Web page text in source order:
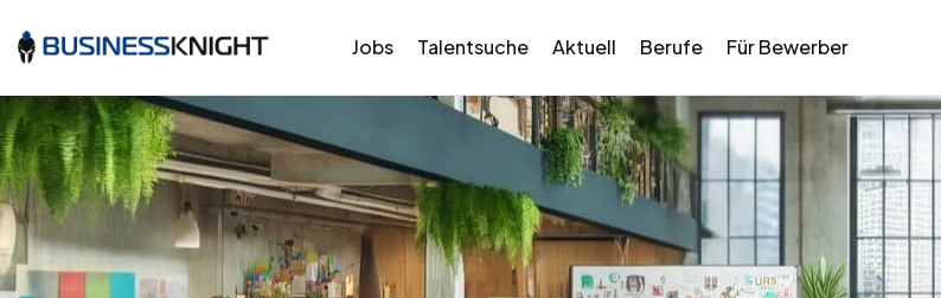
Jobs Talentsuche Aktuell Berufe Für Bewerber